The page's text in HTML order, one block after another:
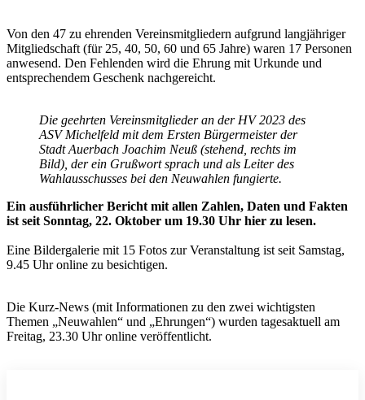
Von den 47 zu ehrenden Vereinsmitgliedern aufgrund langjähriger
Mitgliedschaft (für 25, 40, 50, 60 und 65 Jahre) waren 17 Personen
anwesend. Den Fehlenden wird die Ehrung mit Urkunde und
entsprechendem Geschenk nachgereicht.
Die geehrten Vereinsmitglieder an der HV 2023 des
ASV Michelfeld mit dem Ersten Bürgermeister der
Stadt Auerbach Joachim Neuß (stehend, rechts im
Bild), der ein Grußwort sprach und als Leiter des
Wahlausschusses bei den Neuwahlen fungierte.
Ein ausführlicher Bericht mit allen Zahlen, Daten und Fakten
ist seit Sonntag, 22. Oktober um 19.30 Uhr hier zu lesen.
Eine Bildergalerie mit 15 Fotos zur Veranstaltung ist seit Samstag,
9.45 Uhr online zu besichtigen.
Die Kurz-News (mit Informationen zu den zwei wichtigsten
Themen „Neuwahlen“ und „Ehrungen“) wurden tagesaktuell am
Freitag, 23.30 Uhr online veröffentlicht.